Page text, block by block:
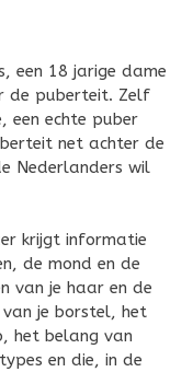
een 18 jarige dame
de puberteit. Zelf
een echte puber
net achter de
Nederlanders wil
krijgt informatie
de mond en de
van je haar en de
je borstel, het
het belang van
en die, in de